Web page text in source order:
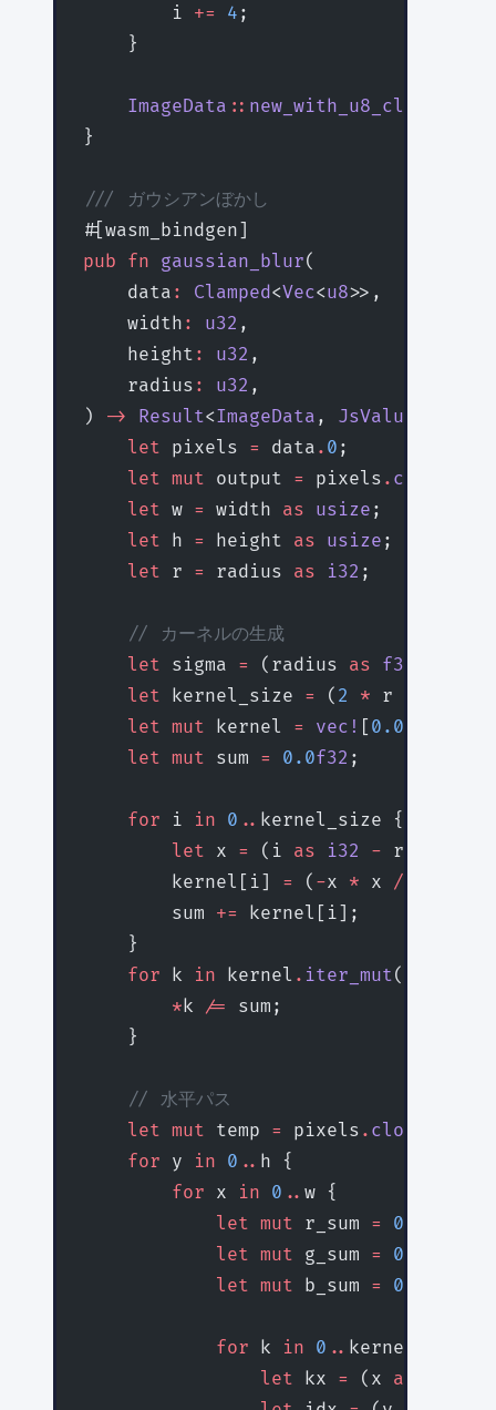
        i
+= 4 ;
    }
    ImageData
::
}
/// ガウシアンぼかし
#[wasm_bindgen]
pub fn gaussian_blur(
    data
: Clamped<Vec<u8>>,
    width
: u32 ,
    height
: u32 ,
    radius
: u32 ,
) -> Result<ImageData , JsValue
    let
pixels = data . 0 ;
    let
mut output = pixels . clone
    let
w = width as usize ;
    let
h = height as usize ;
    let
r = radius as i32 ;
    // カーネルの生成
    let
sigma = (radius as f32
    let
kernel_size = ( 2 * r
    let
mut kernel = vec! [ 0.0
    let
mut sum = 0.0f32 ;
    for
i in 0 .. kernel_size {
        let
x = (i as i32 - r)
        kernel[i]
= ( -x * x /
        sum
+= kernel[i];
    }
    for
k in kernel . iter_mut() {
        *
k /= sum;
    }
    // 水平パス
    let
mut temp = pixels . clone
    for
y in 0 .. h {
        for
x in 0 .. w {
            let
mut r_sum = 0.0
            let
mut g_sum = 0.0
            let
mut b_sum = 0.0
            for
k in 0 .. kernel_size {
                let
kx = (x as